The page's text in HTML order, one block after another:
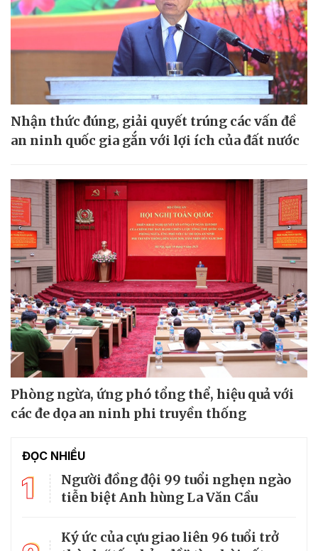
Nhận thức đúng, giải quyết trúng các vấn đề
an ninh quốc gia gắn với lợi ích của đất nước
Phòng ngừa, ứng phó tổng thể, hiệu quả với
các đe dọa an ninh phi truyền thống
ĐỌC NHIỀU
1
Người đồng đội 99 tuổi nghẹn ngào
tiễn biệt Anh hùng La Văn Cầu
Ký ức của cựu giao liên 96 tuổi trở